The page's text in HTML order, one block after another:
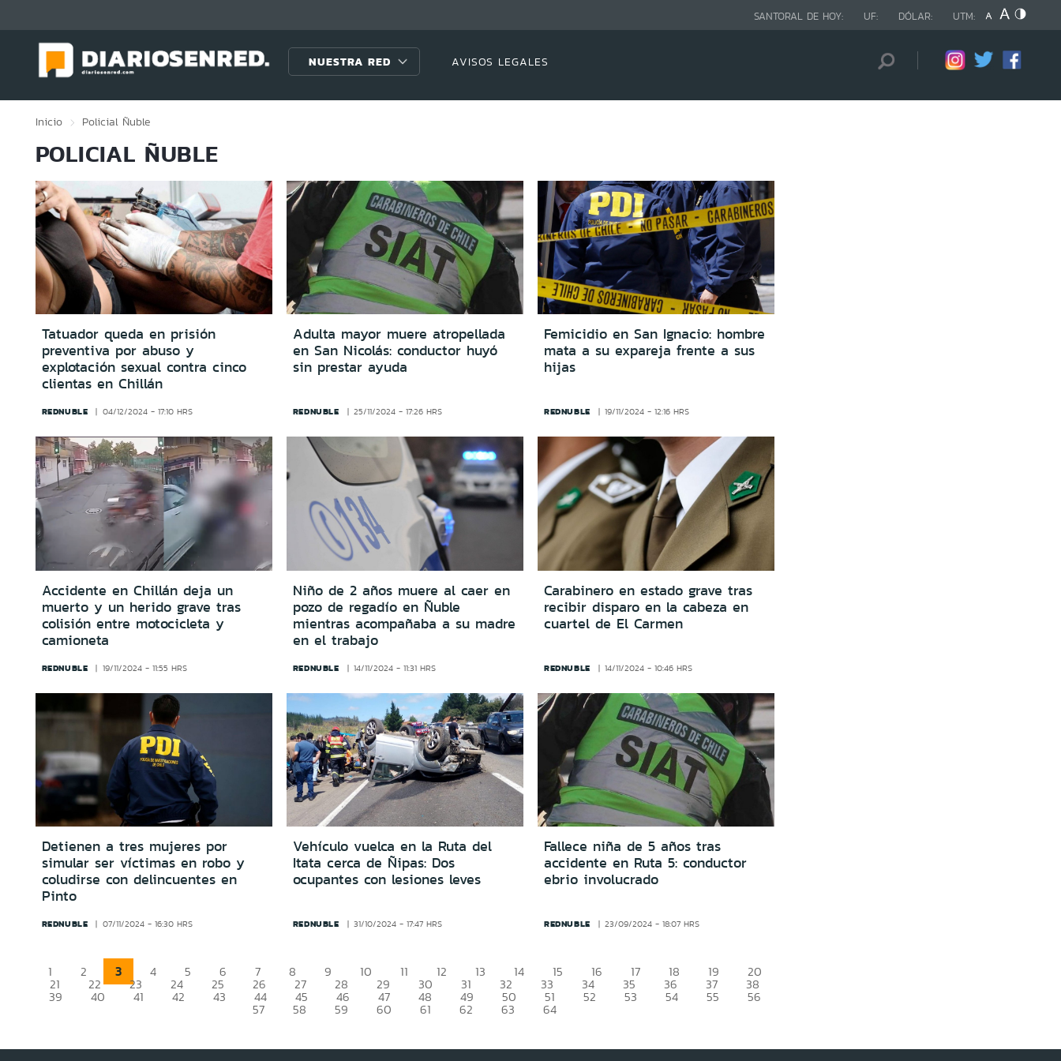
SANTORAL DE HOY: UF: DÓLAR: UTM:
NUESTRA RED AVISOS LEGALES
Inicio Policial Ñuble
POLICIAL ÑUBLE
Tatuador queda en prisión
preventiva por abuso y
explotación sexual contra cinco
clientas en Chillán
REDNUBLE 04/12/2024 - 17:10 HRS
Adulta mayor muere atropellada
en San Nicolás: conductor huyó
sin prestar ayuda
REDNUBLE 25/11/2024 - 17:26 HRS
Femicidio en San Ignacio: hombre
mata a su expareja frente a sus
hijas
REDNUBLE 19/11/2024 - 12:16 HRS
Accidente en Chillán deja un
muerto y un herido grave tras
colisión entre motocicleta y
camioneta
REDNUBLE 19/11/2024 - 11:55 HRS
Niño de 2 años muere al caer en
pozo de regadío en Ñuble
mientras acompañaba a su madre
en el trabajo
REDNUBLE 14/11/2024 - 11:31 HRS
Carabinero en estado grave tras
recibir disparo en la cabeza en
cuartel de El Carmen
REDNUBLE 14/11/2024 - 10:46 HRS
Detienen a tres mujeres por
simular ser víctimas en robo y
coludirse con delincuentes en
Pinto
REDNUBLE 07/11/2024 - 16:30 HRS
Vehículo vuelca en la Ruta del
Itata cerca de Ñipas: Dos
ocupantes con lesiones leves
REDNUBLE 31/10/2024 - 17:47 HRS
Fallece niña de 5 años tras
accidente en Ruta 5: conductor
ebrio involucrado
REDNUBLE 23/09/2024 - 18:07 HRS
1 2 3 4 5 6 7 8 9 10 11 12 13 14 15 16 17 18 19 20
21 22 23 24 25 26 27 28 29 30 31 32 33 34 35 36 37 38
39 40 41 42 43 44 45 46 47 48 49 50 51 52 53 54 55 56
57 58 59 60 61 62 63 64